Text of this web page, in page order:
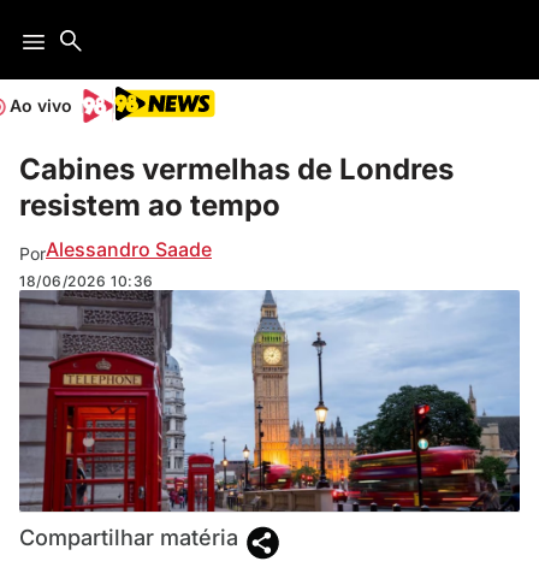
Ao vivo
Cabines vermelhas de Londres
resistem ao tempo
PorAlessandro Saade
18/06/2026 10:36
Compartilhar matéria